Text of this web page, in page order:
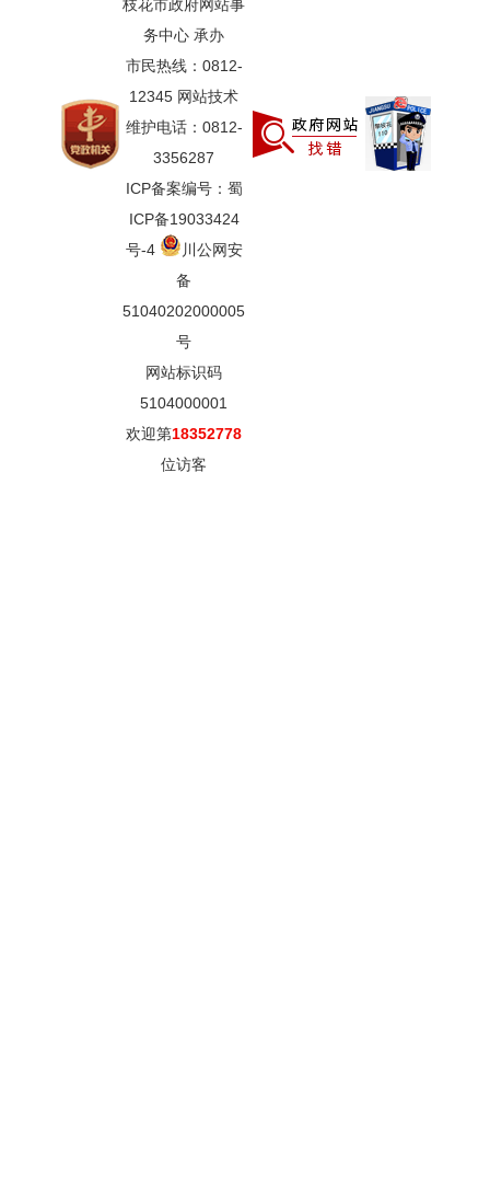
枝花市政府网站事
务中心 承办
市民热线：0812-
12345 网站技术
维护电话：0812-
3356287
ICP备案编号：蜀
ICP备19033424
号-4
川公网安
备
51040202000005
号
网站标识码
5104000001
欢迎第18352778
位访客